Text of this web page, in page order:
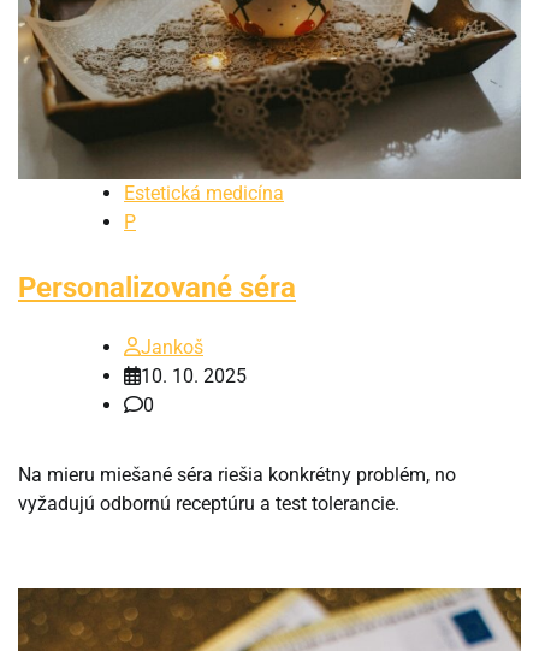
Estetická medicína
P
Personalizované séra
Jankoš
10. 10. 2025
0
Na mieru miešané séra riešia konkrétny problém, no
vyžadujú odbornú receptúru a test tolerancie.